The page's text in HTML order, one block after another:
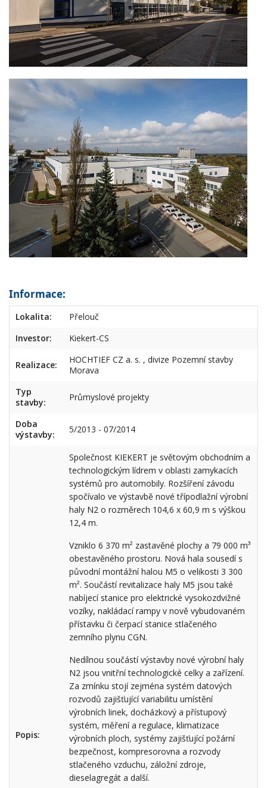
Informace:
Lokalita:
Přelouč
Investor:
Kiekert-CS
Realizace:
HOCHTIEF CZ a. s. , divize Pozemní stavby
Morava
Typ
stavby:
Průmyslové projekty
Doba
výstavby:
5/2013 - 07/2014
Popis:
Společnost KIEKERT je světovým obchodním a
technologickým lídrem v oblasti zamykacích
systémů pro automobily. Rozšíření závodu
spočívalo ve výstavbě nové třípodlažní výrobní
haly N2 o rozměrech 104,6 x 60,9 m s výškou
12,4 m.
Vzniklo 6 370 m² zastavěné plochy a 79 000 m³
obestavěného prostoru. Nová hala sousedí s
původní montážní halou M5 o velikosti 3 300
m². Součástí revitalizace haly M5 jsou také
nabíjecí stanice pro elektrické vysokozdvižné
vozíky, nakládací rampy v nově vybudovaném
přístavku či čerpací stanice stlačeného
zemního plynu CGN.
Nedílnou součástí výstavby nové výrobní haly
N2 jsou vnitřní technologické celky a zařízení.
Za zmínku stojí zejména systém datových
rozvodů zajišťující variabilitu umístění
výrobních linek, docházkový a přístupový
systém, měření a regulace, klimatizace
výrobních ploch, systémy zajišťující požární
bezpečnost, kompresorovna a rozvody
stlačeného vzduchu, záložní zdroje,
dieselagregát a další.